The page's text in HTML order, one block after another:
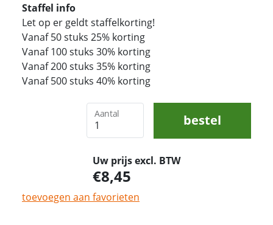
Staffel info
Let op er geldt staffelkorting!
Vanaf 50 stuks 25% korting
Vanaf 100 stuks 30% korting
Vanaf 200 stuks 35% korting
Vanaf 500 stuks 40% korting
Aantal bestel
Uw prijs excl. BTW
8,45
toevoegen aan favorieten